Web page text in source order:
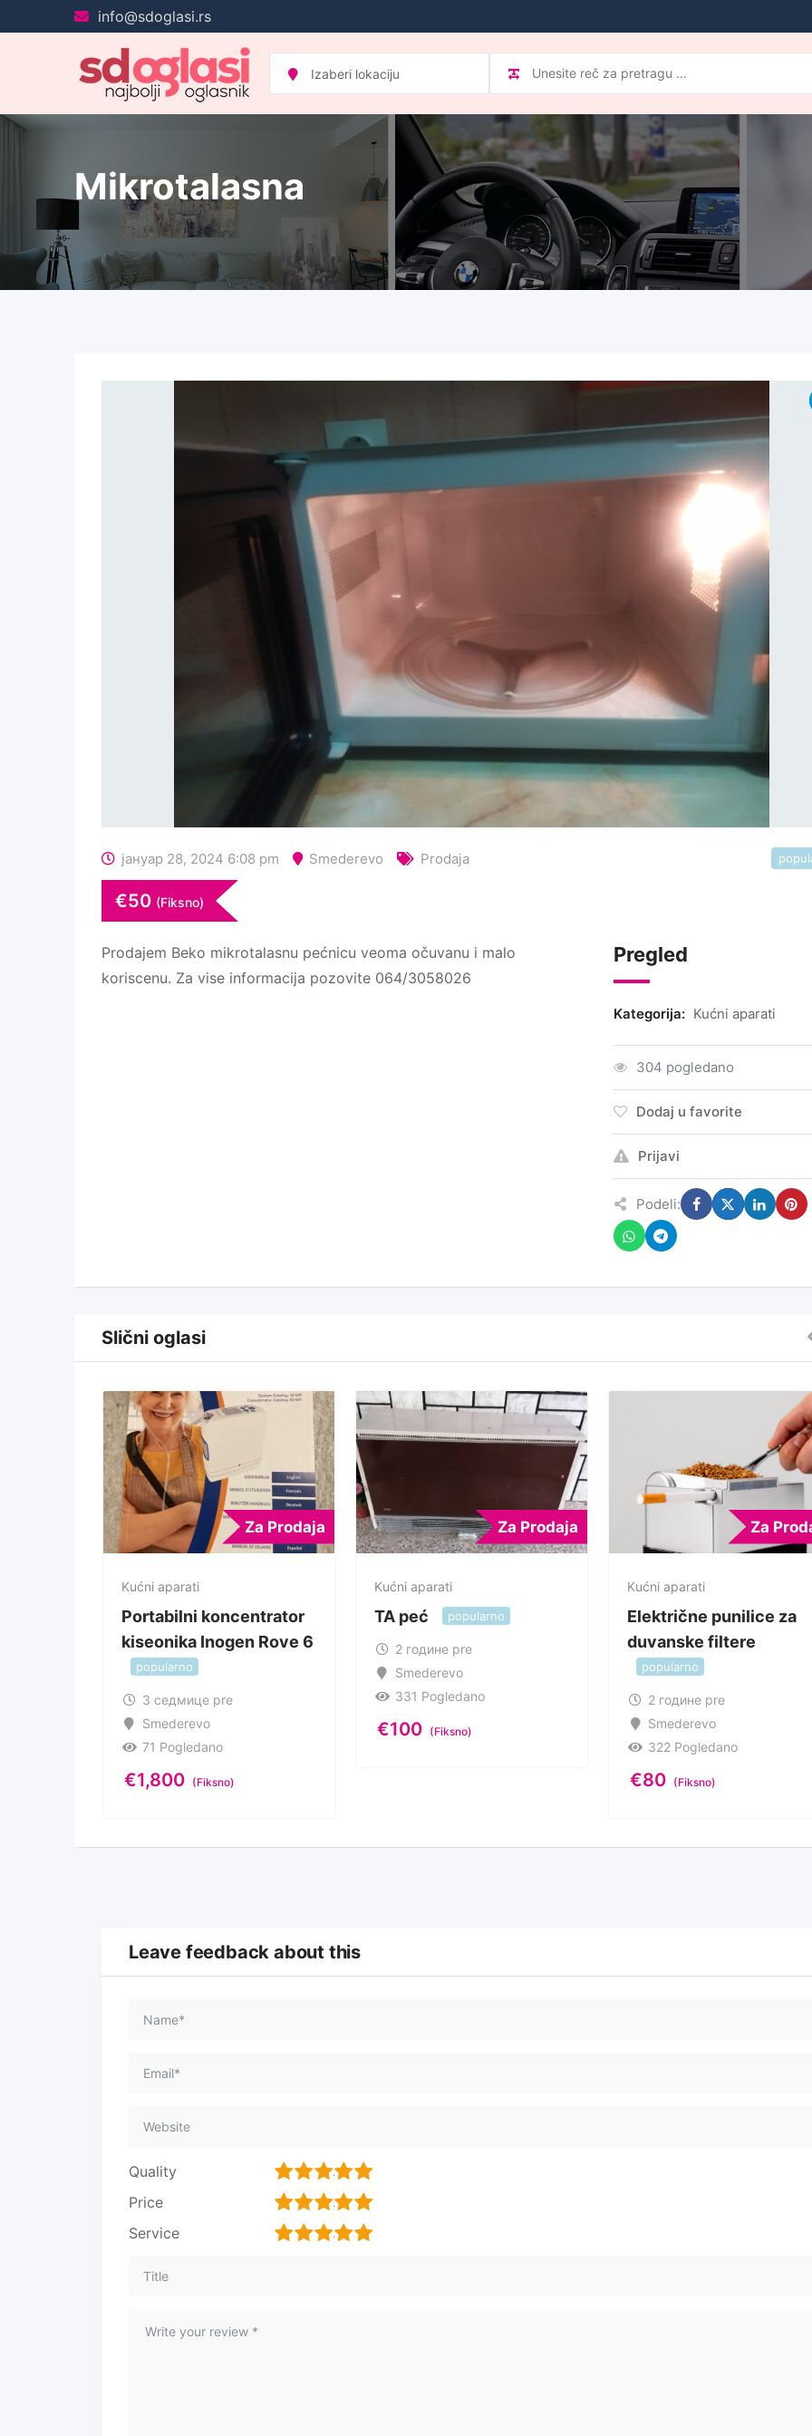
na
info@sdoglasi.rs
Mikrotalasna
јануар 28, 2024 6:08 pm Smederevo Prodaja
€50 (Fiksno)
Prodajem Beko mikrotalasnu pećnicu veoma očuvanu i malo
koriscenu. Za vise informacija pozovite 064/3058026
Pregled
Kategorija: Kućni aparati
304 pogledano
Dodaj u favorite
Prijavi
Podeli:
Slični oglasi
Za Prodaja
Kućni aparati
Portabilni koncentrator
kiseonika Inogen Rove 6
popularno
3 седмице pre
Smederevo
71 Pogledano
€1,800 (Fiksno)
Za Prodaja
Kućni aparati
TA peć popularno
2 године pre
Smederevo
331 Pogledano
€100 (Fiksno)
Za
Kućni aparati
Električne punilice za
duvanske filtere
popularno
2 године pre
Smederevo
322 Pogledano
€80 (Fiksno)
Leave feedback about this
Quality 5
4
3
2
Price 5
4
3
2
Service 5
4
3
2